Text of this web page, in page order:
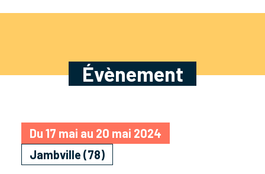
Évènement
Du 17 mai au 20 mai 2024
Jambville (78)